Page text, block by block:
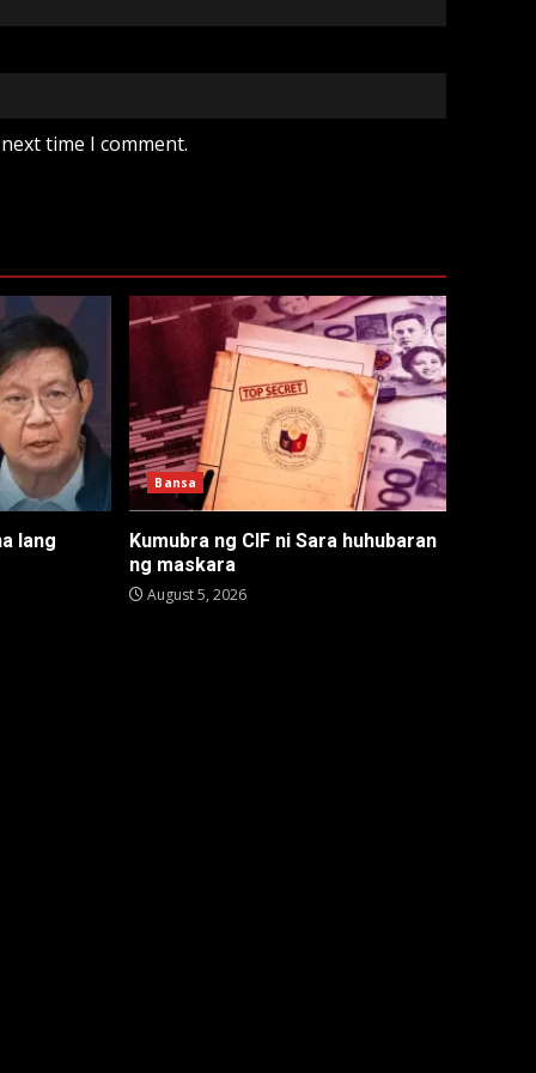
time I comment.
lang
Bansa
Kumubra ng CIF ni Sara huhubaran
ng maskara
August 5, 2026